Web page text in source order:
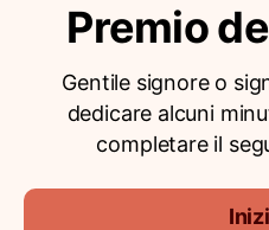
Premio
Gentile signore o
dedicare alcuni
completare il